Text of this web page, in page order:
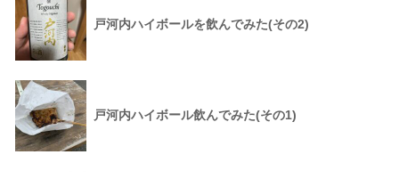
戸河内ハイボールを飲んでみた(その2)
戸河内ハイボール飲んでみた(その1)